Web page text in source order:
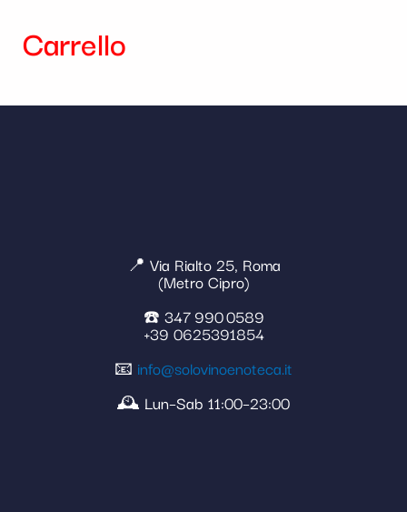
Carrello
📍 Via Rialto 25, Roma
(Metro Cipro)
☎️ 347 990 0589
+39 0625391854
📧 info@solovinoenoteca.it
🕰️ Lun–Sab 11:00–23:00